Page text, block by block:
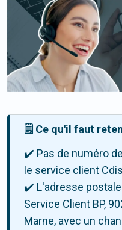
🗒️ Ce qu'il faut
✔️ Pas de numéro
le service client
✔️ L'adresse postale
Service Client BP,
Marne, avec un